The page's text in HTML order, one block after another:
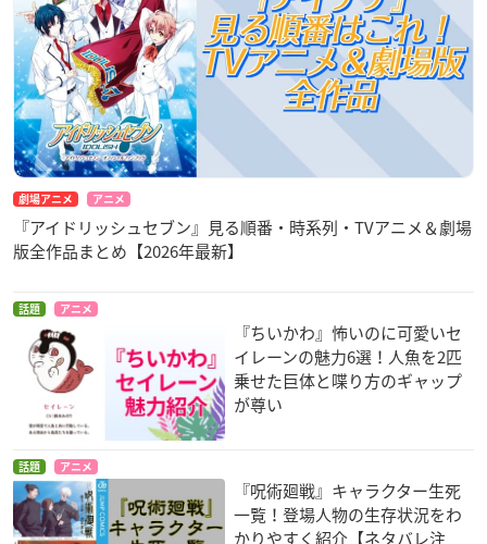
劇場アニメ アニメ
『アイドリッシュセブン』見る順番・時系列・TVアニメ＆劇場
版全作品まとめ【2026年最新】
話題 アニメ
『ちいかわ』怖いのに可愛いセ
イレーンの魅力6選！人魚を2匹
乗せた巨体と喋り方のギャップ
が尊い
話題 アニメ
『呪術廻戦』キャラクター生死
一覧！登場人物の生存状況をわ
かりやすく紹介【ネタバレ注